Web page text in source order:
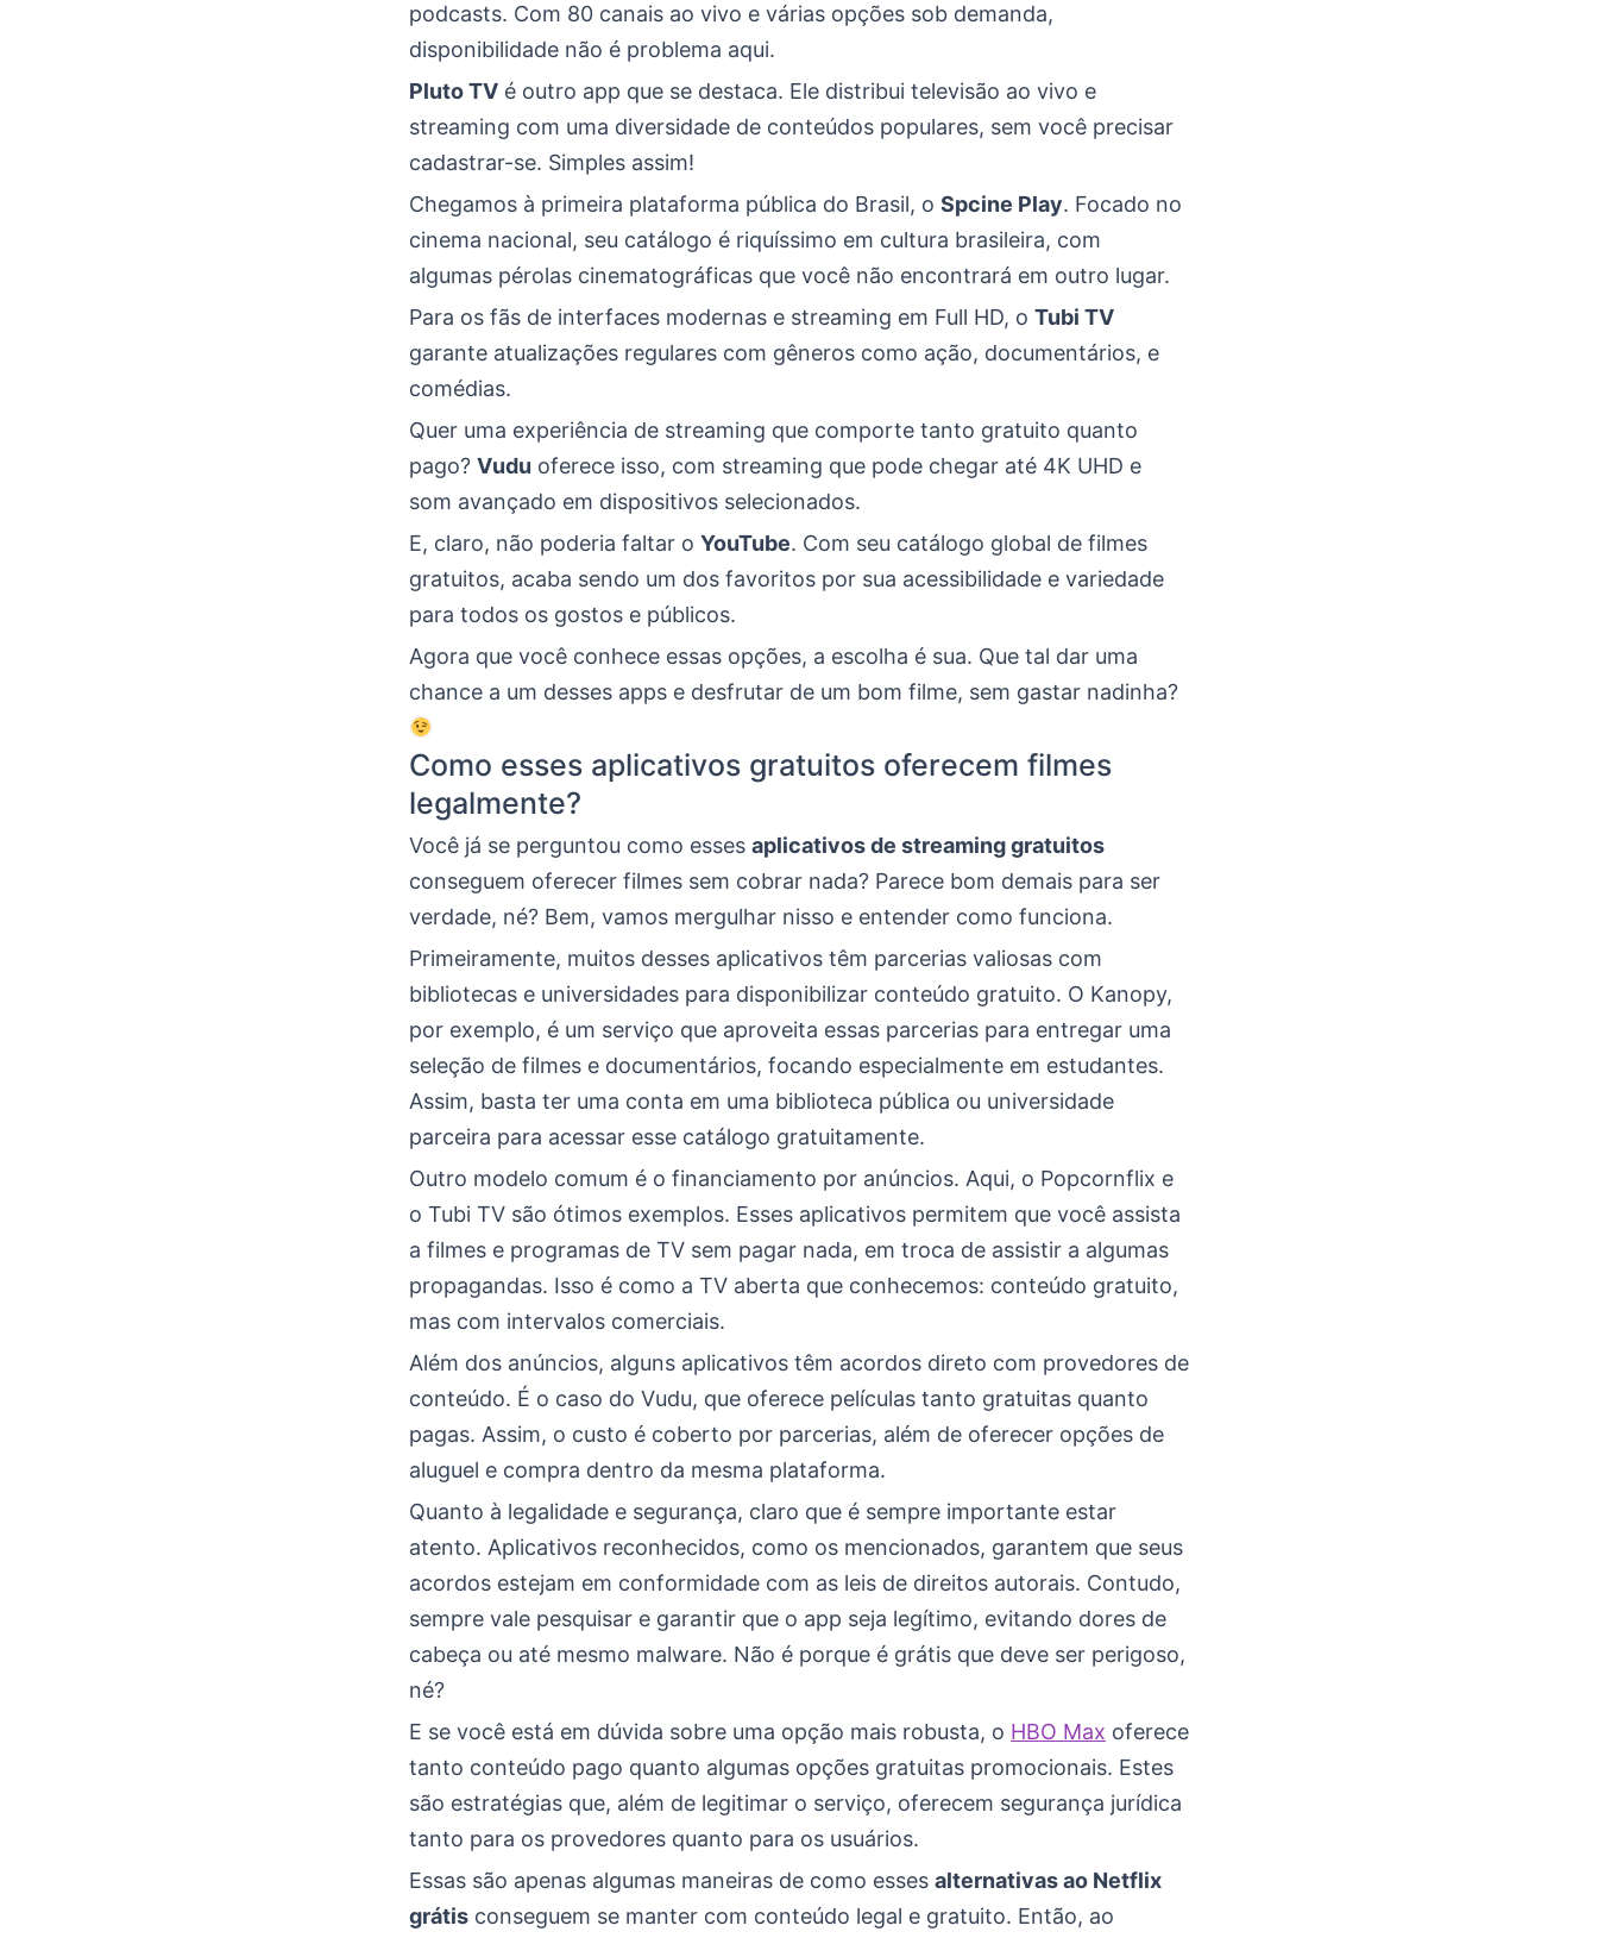
podcasts. Com 80 canais ao vivo e várias opções sob demanda,
disponibilidade não é problema aqui.
Pluto TV é outro app que se destaca. Ele distribui televisão ao vivo e
streaming com uma diversidade de conteúdos populares, sem você precisar
cadastrar-se. Simples assim!
Chegamos à primeira plataforma pública do Brasil, o Spcine Play. Focado no
cinema nacional, seu catálogo é riquíssimo em cultura brasileira, com
algumas pérolas cinematográficas que você não encontrará em outro lugar.
Para os fãs de interfaces modernas e streaming em Full HD, o Tubi TV
garante atualizações regulares com gêneros como ação, documentários, e
comédias.
Quer uma experiência de streaming que comporte tanto gratuito quanto
pago? Vudu oferece isso, com streaming que pode chegar até 4K UHD e
som avançado em dispositivos selecionados.
E, claro, não poderia faltar o YouTube. Com seu catálogo global de filmes
gratuitos, acaba sendo um dos favoritos por sua acessibilidade e variedade
para todos os gostos e públicos.
Agora que você conhece essas opções, a escolha é sua. Que tal dar uma
chance a um desses apps e desfrutar de um bom filme, sem gastar nadinha?
Como esses aplicativos gratuitos oferecem filmes
legalmente?
Você já se perguntou como esses aplicativos de streaming gratuitos
conseguem oferecer filmes sem cobrar nada? Parece bom demais para ser
verdade, né? Bem, vamos mergulhar nisso e entender como funciona.
Primeiramente, muitos desses aplicativos têm parcerias valiosas com
bibliotecas e universidades para disponibilizar conteúdo gratuito. O Kanopy,
por exemplo, é um serviço que aproveita essas parcerias para entregar uma
seleção de filmes e documentários, focando especialmente em estudantes.
Assim, basta ter uma conta em uma biblioteca pública ou universidade
parceira para acessar esse catálogo gratuitamente.
Outro modelo comum é o financiamento por anúncios. Aqui, o Popcornflix e
o Tubi TV são ótimos exemplos. Esses aplicativos permitem que você assista
a filmes e programas de TV sem pagar nada, em troca de assistir a algumas
propagandas. Isso é como a TV aberta que conhecemos: conteúdo gratuito,
mas com intervalos comerciais.
Além dos anúncios, alguns aplicativos têm acordos direto com provedores de
conteúdo. É o caso do Vudu, que oferece películas tanto gratuitas quanto
pagas. Assim, o custo é coberto por parcerias, além de oferecer opções de
aluguel e compra dentro da mesma plataforma.
Quanto à legalidade e segurança, claro que é sempre importante estar
atento. Aplicativos reconhecidos, como os mencionados, garantem que seus
acordos estejam em conformidade com as leis de direitos autorais. Contudo,
sempre vale pesquisar e garantir que o app seja legítimo, evitando dores de
cabeça ou até mesmo malware. Não é porque é grátis que deve ser perigoso,
né?
E se você está em dúvida sobre uma opção mais robusta, o HBO Max oferece
tanto conteúdo pago quanto algumas opções gratuitas promocionais. Estes
são estratégias que, além de legitimar o serviço, oferecem segurança jurídica
tanto para os provedores quanto para os usuários.
Essas são apenas algumas maneiras de como esses alternativas ao Netflix
grátis conseguem se manter com conteúdo legal e gratuito. Então, ao